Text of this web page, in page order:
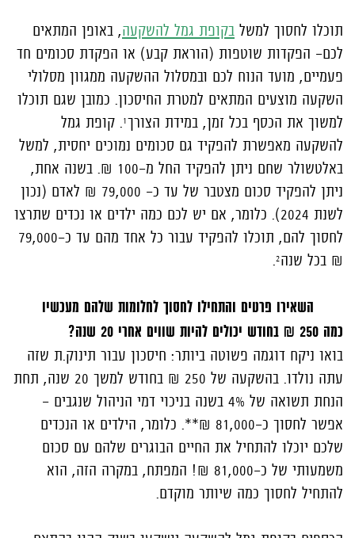
תוכלו לחסוך למשל בקופת גמל להשקעה, באופן המתאים
לכם- הפקדות שוטפות (הוראת קבע) או הפקדת סכומים חד
פעמיים, מועד הנוח לכם ובמסלול ההשקעה ממגוון מסלולי
השקעה מוצעים המתאים למטרת החיסכון. כמובן שגם תוכלו
למשוך את הכסף בכל זמן, במידת הצורך¹. קופת גמל
להשקעה מאפשרת להפקיד גם סכומים נמוכים יחסית, למשל
באלטשולר שחם ניתן להפקיד החל מ-100 ₪. בשנה אחת,
ניתן להפקיד סכום מצטבר של עד כ- 79,000 ₪ לאדם (נכון
לשנת 2024). כלומר, אם יש לכם כמה ילדים או נכדים שתרצו
לחסוך להם, תוכלו להפקיד עבור כל אחד מהם עד כ-79,000
₪ בכל שנה².
השאירו פרטים והתחילו לחסוך לחלומות שלהם מעכשיו
כמה 250 ₪ בחודש יכולים להיות שווים אחרי 20 שנה?
בואו ניקח דוגמה פשוטה ביותר: חיסכון עבור תינוק.ת שזה
עתה נולדו. בהשקעה של 250 ₪ בחודש למשך 20 שנה, תחת
הנחת תשואה של 4% בשנה בניכוי דמי הניהול שנגבים -
אפשר לחסוך כ-81,000 ₪**. כלומר, הילדים או הנכדים
שלכם יוכלו להתחיל את החיים הבוגרים שלהם עם סכום
משמעותי של כ-81,000 ₪! המפתח, במקרה הזה, הוא
להתחיל לחסוך כמה שיותר מוקדם.